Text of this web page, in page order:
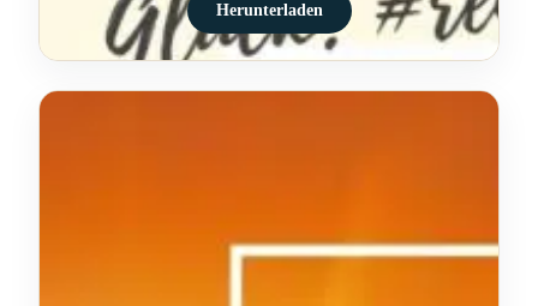
Herunterladen